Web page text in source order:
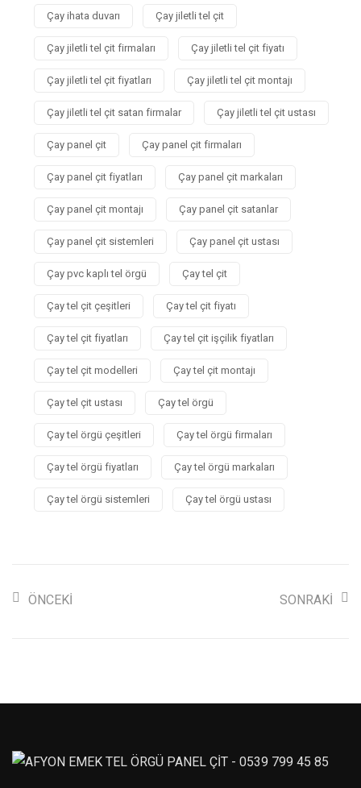
Çay ihata duvarı Çay jiletli tel çit
Çay jiletli tel çit firmaları Çay jiletli tel çit fiyatı
Çay jiletli tel çit fiyatları Çay jiletli tel çit montajı
Çay jiletli tel çit satan firmalar Çay jiletli tel çit ustası
Çay panel çit Çay panel çit firmaları
Çay panel çit fiyatları Çay panel çit markaları
Çay panel çit montajı Çay panel çit satanlar
Çay panel çit sistemleri Çay panel çit ustası
Çay pvc kaplı tel örgü Çay tel çit
Çay tel çit çeşitleri Çay tel çit fiyatı
Çay tel çit fiyatları Çay tel çit işçilik fiyatları
Çay tel çit modelleri Çay tel çit montajı
Çay tel çit ustası Çay tel örgü
Çay tel örgü çeşitleri Çay tel örgü firmaları
Çay tel örgü fiyatları Çay tel örgü markaları
Çay tel örgü sistemleri Çay tel örgü ustası
ÖNCEKI SONRAKI